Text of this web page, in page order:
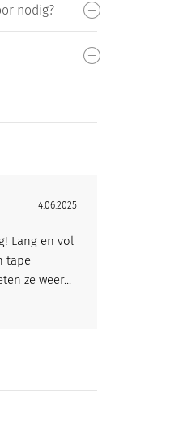
nodig?
4.06.2025
Lang en vol
tape
ze weer...